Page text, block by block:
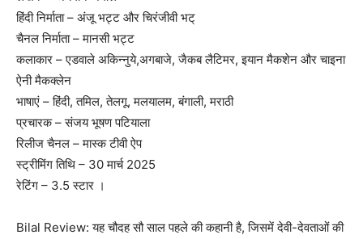
हिंदी निर्माता – अंजू भट्ट और चिरंजीवी भट्
चैनल निर्माता – मानसी भट्ट
कलाकार – एडवाले अकिन्नुये,अगबाजे, जैकब लैटिमर, इयान मैकशेन और चाइना
ऐनी मैकक्लेन
भाषाएं – हिंदी, तमिल, तेलगू, मलयालम, बंगाली, मराठी
प्रचारक – संजय भूषण पटियाला
रिलीज चैनल – मास्क टीवी ऐप
स्ट्रीमिंग तिथि – 30 मार्च 2025
रेटिंग – 3.5 स्टार ।
Bilal Review: यह चौदह सौ साल पहले की कहानी है, जिसमें देवी-देवताओं की